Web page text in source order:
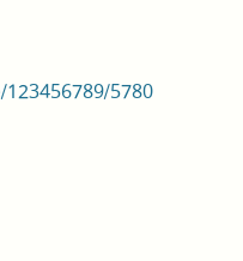
123456789/5780